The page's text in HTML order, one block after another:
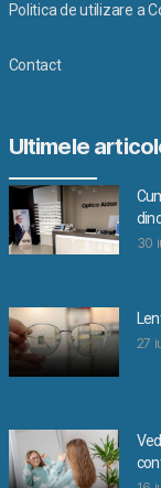
Politica de utilizare a
Contact
Ultimele
30
27